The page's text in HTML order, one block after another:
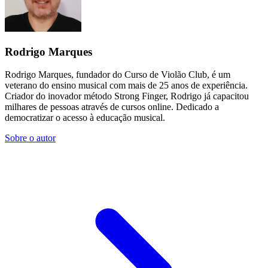
Rodrigo Marques
Rodrigo Marques, fundador do Curso de Violão Club, é um
veterano do ensino musical com mais de 25 anos de experiência.
Criador do inovador método Strong Finger, Rodrigo já capacitou
milhares de pessoas através de cursos online. Dedicado a
democratizar o acesso à educação musical.
Sobre o autor